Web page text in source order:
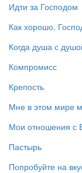
Идти за Господом
Как хорошо,
Когда душа с
Компромисс
Крепость
Мне в этом мире
Мои отношения с
Пастырь
Попробуйте на